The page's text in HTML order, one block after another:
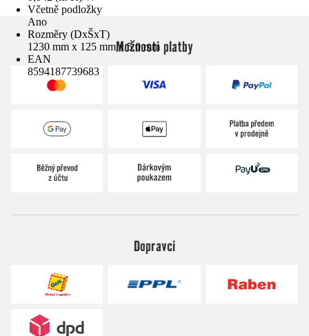
Včetně podložky
Ano
Rozměry (DxŠxT)
1230 mm x 125 mm x 5.0 mm
EAN
8594187739683
Možnosti platby
Dopravci